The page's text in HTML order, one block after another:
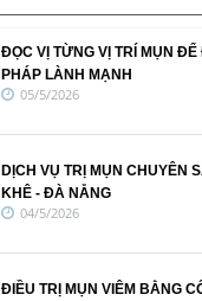
ĐỌC VỊ TỪNG VỊ TRÍ MỤN
PHÁP LÀNH MẠNH
05/5/2026
DỊCH VỤ TRỊ MỤN CHUYÊN
KHÊ - ĐÀ NẴNG
04/5/2026
ĐIỀU TRỊ MỤN VIÊM BẰNG